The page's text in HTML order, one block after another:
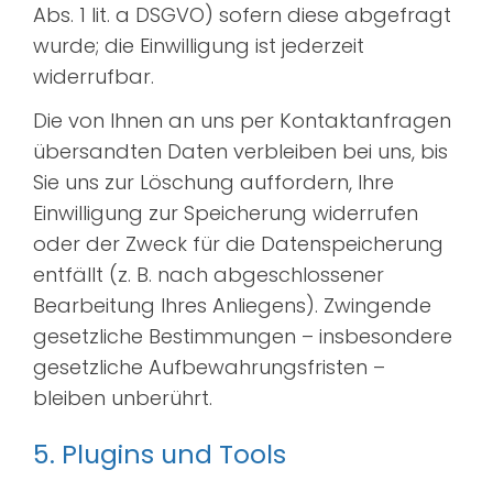
Abs. 1 lit. a DSGVO) sofern diese abgefragt
wurde; die Einwilligung ist jederzeit
widerrufbar.
Die von Ihnen an uns per Kontaktanfragen
übersandten Daten verbleiben bei uns, bis
Sie uns zur Löschung auffordern, Ihre
Einwilligung zur Speicherung widerrufen
oder der Zweck für die Datenspeicherung
entfällt (z. B. nach abgeschlossener
Bearbeitung Ihres Anliegens). Zwingende
gesetzliche Bestimmungen – insbesondere
gesetzliche Aufbewahrungsfristen –
bleiben unberührt.
5. Plugins und Tools